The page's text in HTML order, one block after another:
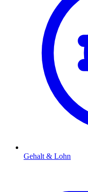
Gehalt & Lohn